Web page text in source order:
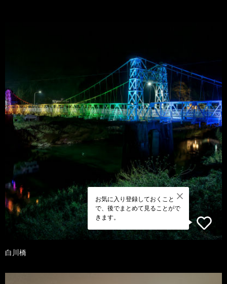
お気に入り登録しておくこと
で、後でまとめて見ることがで
きます。
白川橋